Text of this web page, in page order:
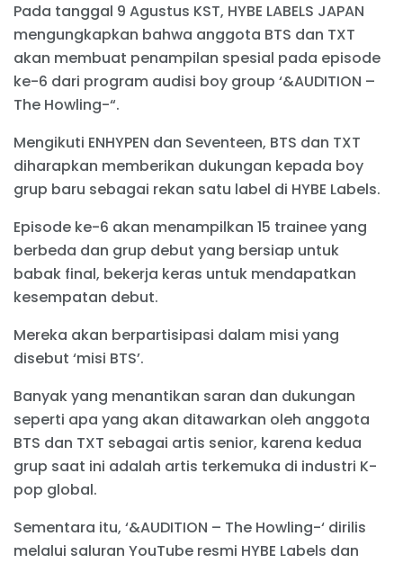
Pada tanggal 9 Agustus KST, HYBE LABELS JAPAN
mengungkapkan bahwa anggota BTS dan TXT
akan membuat penampilan spesial pada episode
ke-6 dari program audisi boy group ‘&AUDITION –
The Howling-“.
Mengikuti ENHYPEN dan Seventeen, BTS dan TXT
diharapkan memberikan dukungan kepada boy
grup baru sebagai rekan satu label di HYBE Labels.
Episode ke-6 akan menampilkan 15 trainee yang
berbeda dan grup debut yang bersiap untuk
babak final, bekerja keras untuk mendapatkan
kesempatan debut.
Mereka akan berpartisipasi dalam misi yang
disebut ‘misi BTS’.
Banyak yang menantikan saran dan dukungan
seperti apa yang akan ditawarkan oleh anggota
BTS dan TXT sebagai artis senior, karena kedua
grup saat ini adalah artis terkemuka di industri K-
pop global.
Sementara itu, ‘&AUDITION – The Howling-‘ dirilis
melalui saluran YouTube resmi HYBE Labels dan